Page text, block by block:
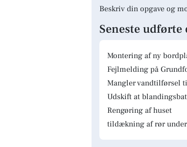
Beskriv din opgave og
Seneste udførte
Montering af ny
Fejlmelding på
Mangler vandtilførsel
Udskift at
Rengøring af huset
tildækning af rør